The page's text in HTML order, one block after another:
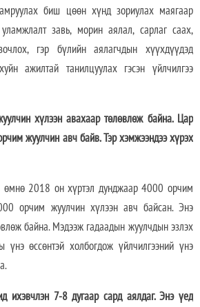
биш цөөн хүнд зориулах маягаар
завь, морин аялал, сарлаг саах,
гэр бүлийн аялагчдын хүүхдүүдэд
ажилтай танилцуулах гэсэн үйлчилгээ
хүлээн авахаар төлөвлөж байна. Цар
жуулчин авч байв. Тэр хэмжээндээ хүрэх
өмнө 2018 он хүртэл дунджаар 4000 орчим
орчим жуулчин хүлээн авч байсан. Энэ
байна. Мэдээж гадаадын жуулчдын эзлэх
үнэ өссөнтэй холбогдож үйлчилгээний үнэ
ихэвчлэн 7-8 дугаар сард аялдаг. Энэ үед